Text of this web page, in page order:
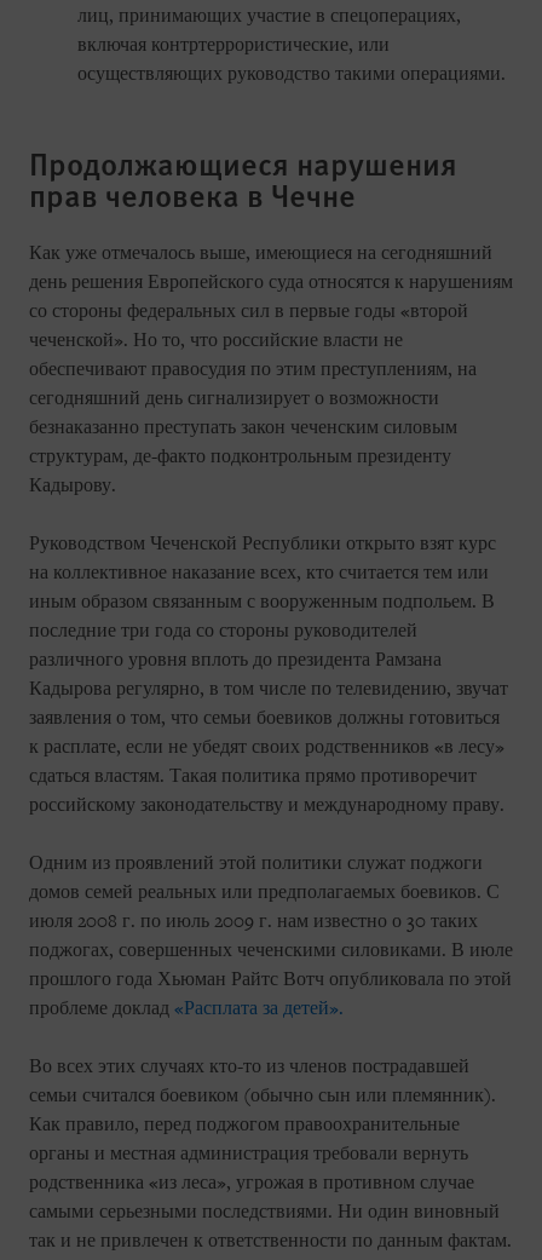
лиц, принимающих участие в спецоперациях,
включая контртеррористические, или
осуществляющих руководство такими операциями.
Продолжающиеся нарушения
прав человека в Чечне
Как уже отмечалось выше, имеющиеся на сегодняшний
день решения Европейского суда относятся к нарушениям
со стороны федеральных сил в первые годы «второй
чеченской». Но то, что российские власти не
обеспечивают правосудия по этим преступлениям, на
сегодняшний день сигнализирует о возможности
безнаказанно преступать закон чеченским силовым
структурам, де-факто подконтрольным президенту
Кадырову.
Руководством Чеченской Республики открыто взят курс
на коллективное наказание всех, кто считается тем или
иным образом связанным с вооруженным подпольем. В
последние три года со стороны руководителей
различного уровня вплоть до президента Рамзана
Кадырова регулярно, в том числе по телевидению, звучат
заявления о том, что семьи боевиков должны готовиться
к расплате, если не убедят своих родственников «в лесу»
сдаться властям. Такая политика прямо противоречит
российскому законодательству и международному праву.
Одним из проявлений этой политики служат поджоги
домов семей реальных или предполагаемых боевиков. С
июля 2008 г. по июль 2009 г. нам известно о 30 таких
поджогах, совершенных чеченскими силовиками. В июле
прошлого года Хьюман Райтс Вотч опубликовала по этой
проблеме доклад «Расплата за детей».
Во всех этих случаях кто-то из членов пострадавшей
семьи считался боевиком (обычно сын или племянник).
Как правило, перед поджогом правоохранительные
органы и местная администрация требовали вернуть
родственника «из леса», угрожая в противном случае
самыми серьезными последствиями. Ни один виновный
так и не привлечен к ответственности по данным фактам.